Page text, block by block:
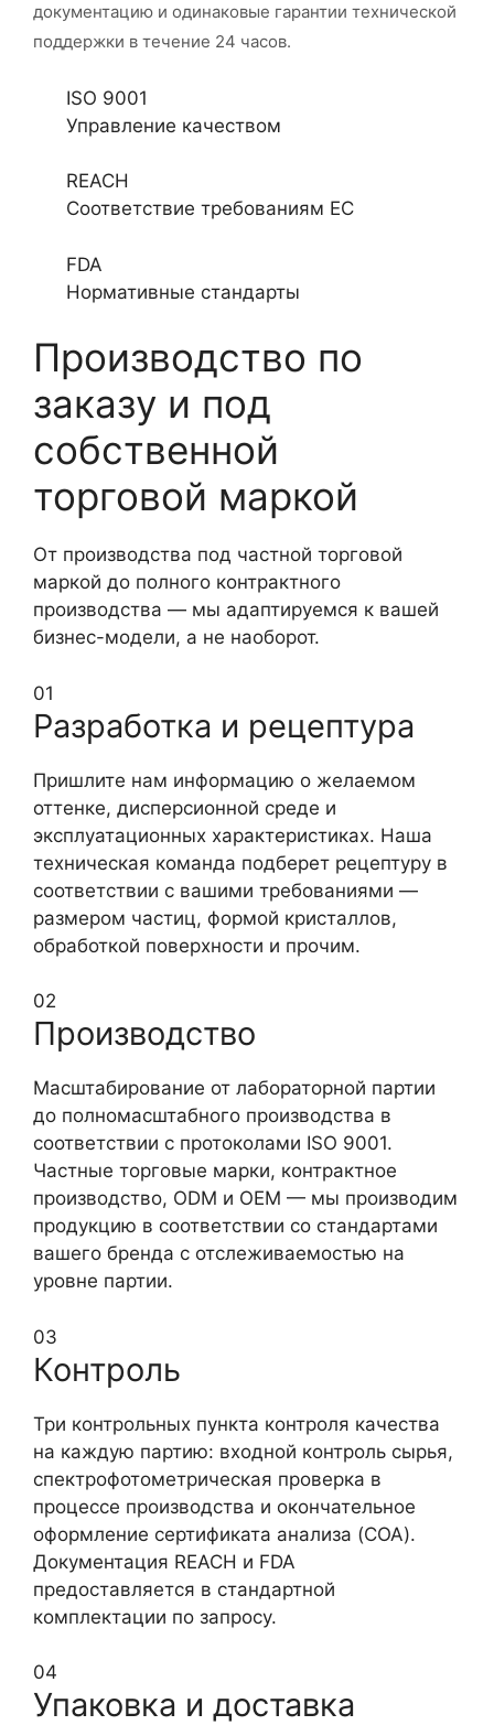
документацию и одинаковые гарантии технической
поддержки в течение 24 часов.
ISO 9001
Управление качеством
REACH
Соответствие требованиям ЕС
FDA
Нормативные стандарты
Производство по
заказу и под
собственной
торговой маркой
От производства под частной торговой
маркой до полного контрактного
производства — мы адаптируемся к вашей
бизнес-модели, а не наоборот.
01
Разработка и рецептура
Пришлите нам информацию о желаемом
оттенке, дисперсионной среде и
эксплуатационных характеристиках. Наша
техническая команда подберет рецептуру в
соответствии с вашими требованиями —
размером частиц, формой кристаллов,
обработкой поверхности и прочим.
02
Производство
Масштабирование от лабораторной партии
до полномасштабного производства в
соответствии с протоколами ISO 9001.
Частные торговые марки, контрактное
производство, ODM и OEM — мы производим
продукцию в соответствии со стандартами
вашего бренда с отслеживаемостью на
уровне партии.
03
Контроль
Три контрольных пункта контроля качества
на каждую партию: входной контроль сырья,
спектрофотометрическая проверка в
процессе производства и окончательное
оформление сертификата анализа (COA).
Документация REACH и FDA
предоставляется в стандартной
комплектации по запросу.
04
Упаковка и доставка